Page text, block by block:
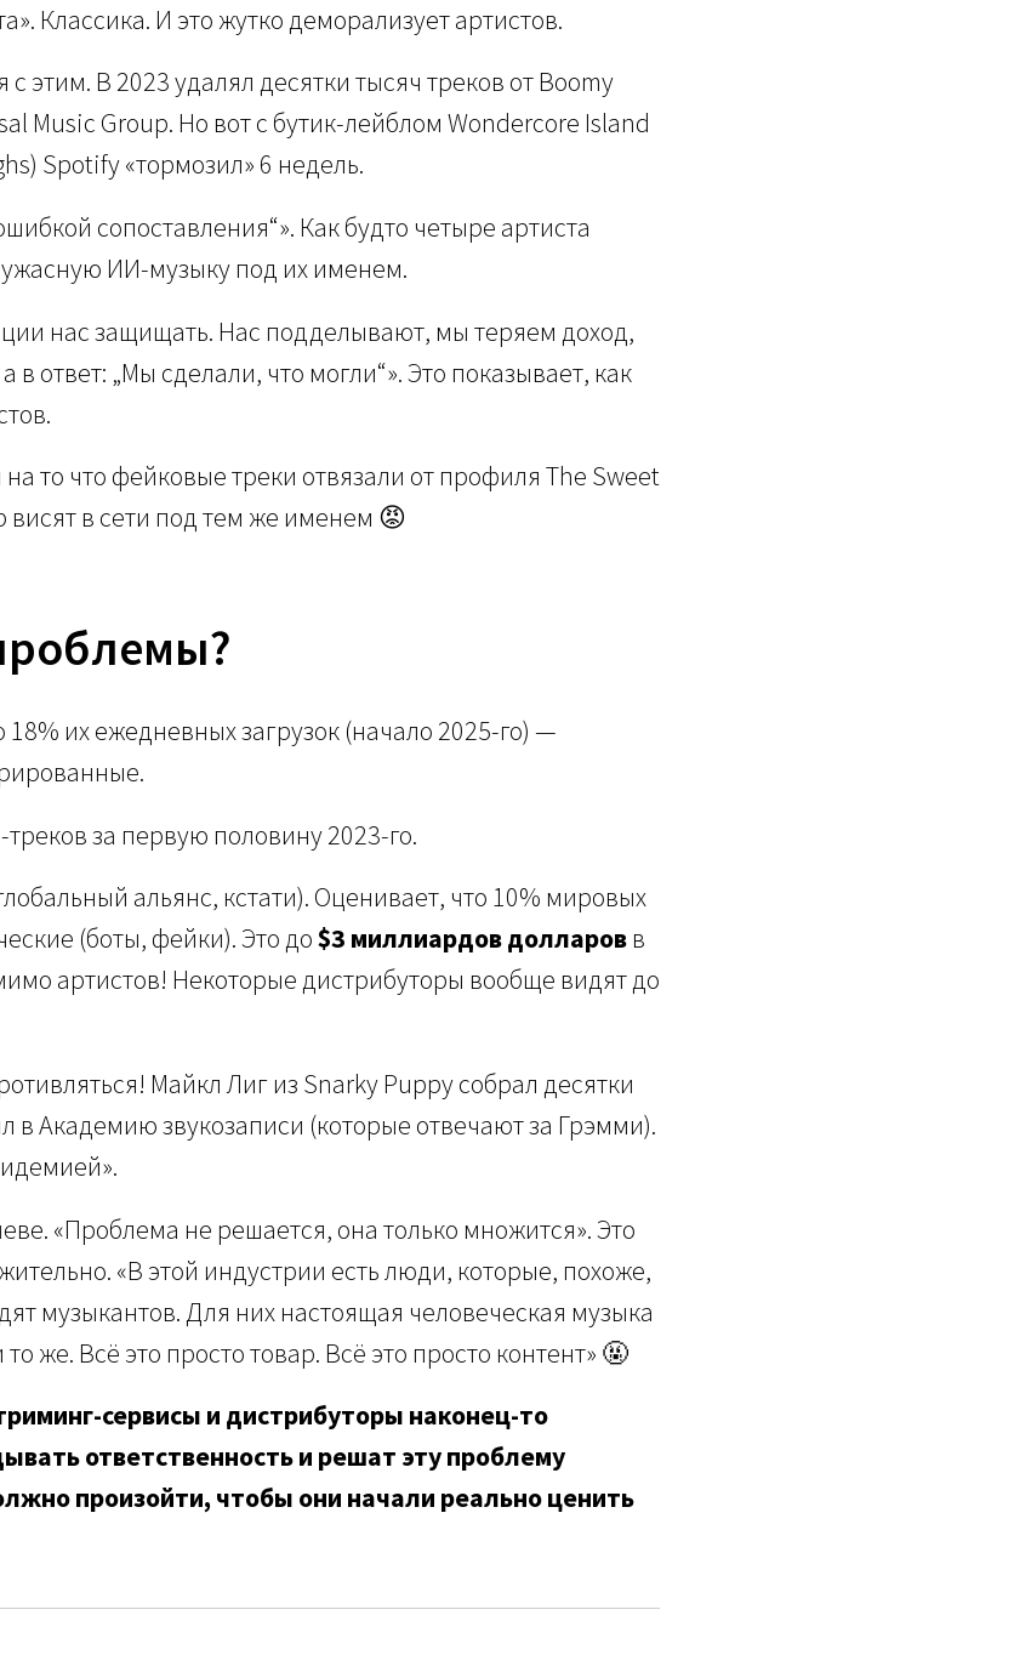
Классика. И это жутко деморализует артистов.
этим. В 2023 удалял десятки тысяч треков от Boomy
Music Group. Но вот с бутик-лейблом Wondercore Island
Spotify «тормозил» 6 недель.
сопоставления“». Как будто четыре артиста
ИИ-музыку под их именем.
нас защищать. Нас подделывают, мы теряем доход,
в ответ: „Мы сделали, что могли“». Это показывает, как
то что фейковые треки отвязали от профиля The Sweet
висят в сети под тем же именем 😡
их ежедневных загрузок (начало 2025-го) —
за первую половину 2023-го.
альянс, кстати). Оценивает, что 10% мировых
(боты, фейки). Это до$3 миллиардов долларовв
артистов! Некоторые дистрибуторы вообще видят до
Майкл Лиг из Snarky Puppy собрал десятки
в Академию звукозаписи (которые отвечают за Грэмми).
«Проблема не решается, она только множится». Это
«В этой индустрии есть люди, которые, похоже,
музыкантов. Для них настоящая человеческая музыка
же. Всё это просто товар. Всё это просто контент» 🤬
сервисы и дистрибуторы наконец-то
ответственность и решат эту проблему
произойти, чтобы они начали реально ценить